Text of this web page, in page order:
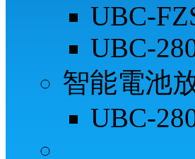
UBC-
UBC-
智能電池
UBC-